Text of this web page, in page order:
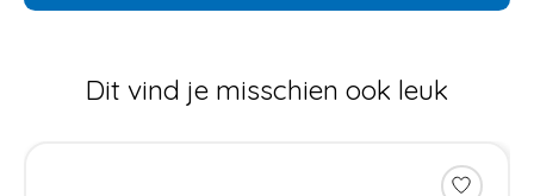
Dit vind je misschien ook leuk